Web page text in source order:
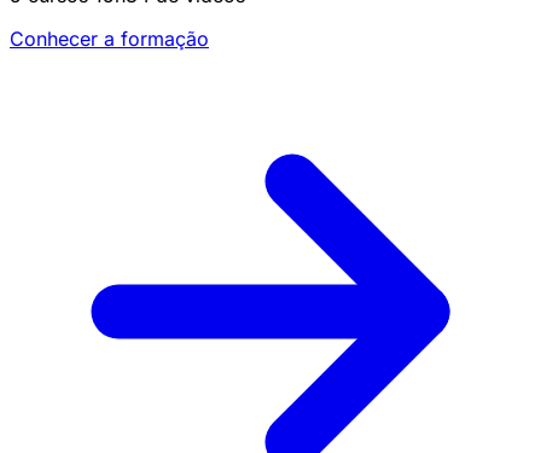
Conhecer a formação